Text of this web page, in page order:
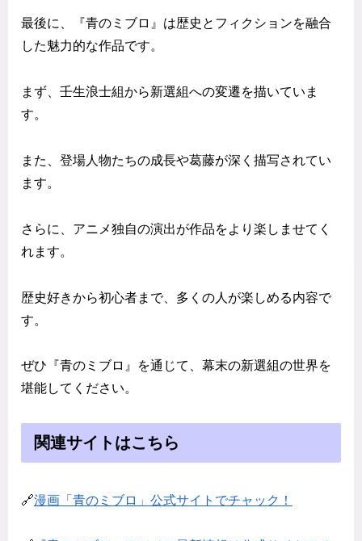
最後に、『青のミブロ』は歴史とフィクションを融合
した魅力的な作品です。
まず、壬生浪士組から新選組への変遷を描いていま
す。
また、登場人物たちの成長や葛藤が深く描写されてい
ます。
さらに、アニメ独自の演出が作品をより楽しませてく
れます。
歴史好きから初心者まで、多くの人が楽しめる内容で
す。
ぜひ『青のミブロ』を通じて、幕末の新選組の世界を
堪能してください。
関連サイトはこちら
🔗漫画「青のミブロ」公式サイトでチャック！